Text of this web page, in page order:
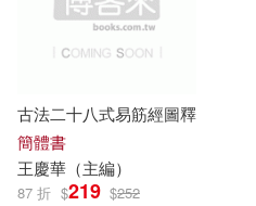
古法二十八式易筋經圖釋
簡體書
王慶華（主編）
87 折 $219 $252